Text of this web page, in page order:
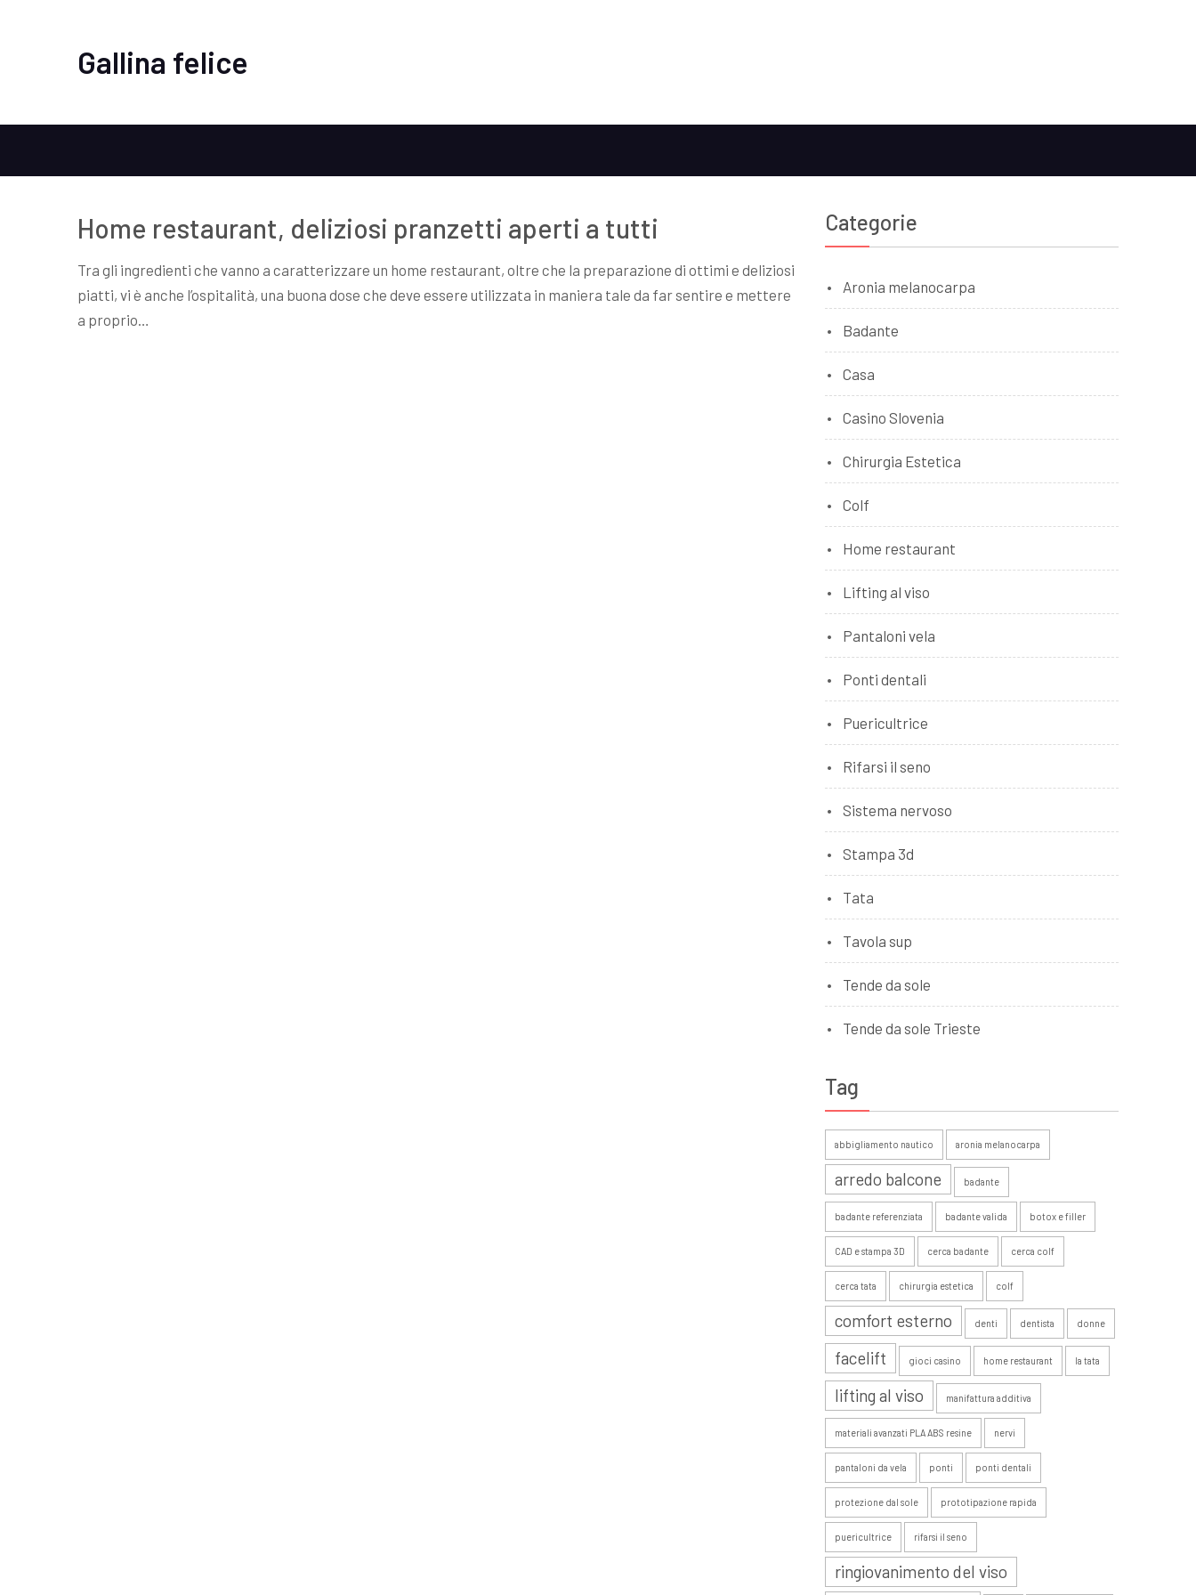
Gallina felice
Home restaurant, deliziosi pranzetti aperti a tutti
Tra gli ingredienti che vanno a caratterizzare un home restaurant, oltre che la preparazione di ottimi e deliziosi
piatti, vi è anche l’ospitalità, una buona dose che deve essere utilizzata in maniera tale da far sentire e mettere
a proprio…
Categorie
Aronia melanocarpa
Badante
Casa
Casino Slovenia
Chirurgia Estetica
Colf
Home restaurant
Lifting al viso
Pantaloni vela
Ponti dentali
Puericultrice
Rifarsi il seno
Sistema nervoso
Stampa 3d
Tata
Tavola sup
Tende da sole
Tende da sole Trieste
Tag
abbigliamento nautico aronia melanocarpa
arredo balcone badante
badante referenziata badante valida botox e filler
CAD e stampa 3D cerca badante cerca colf
cerca tata chirurgia estetica colf
comfort esterno denti dentista donne
facelift gioci casino home restaurant la tata
lifting al viso manifattura additiva
materiali avanzati PLA ABS resine nervi
pantaloni da vela ponti ponti dentali
protezione dal sole prototipazione rapida
puericultrice rifarsi il seno
ringiovanimento del viso